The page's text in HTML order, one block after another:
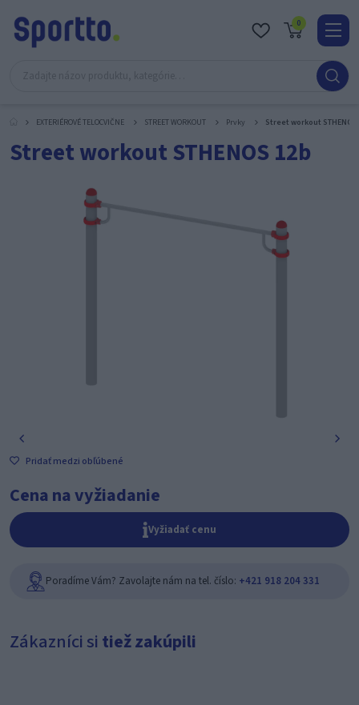
0
O
EXTERIÉROVÉ TELOCVIČNE STREET WORKOUT Prvky Street workout
Street workout STHENOS 12b
Pridať medzi obľúbené
Cena na vyžiadanie
Vyžiadať cenu
Poradíme Vám? Zavolajte nám na tel. číslo: +421 918 204 331
Zákazníci si tiež zakúpili